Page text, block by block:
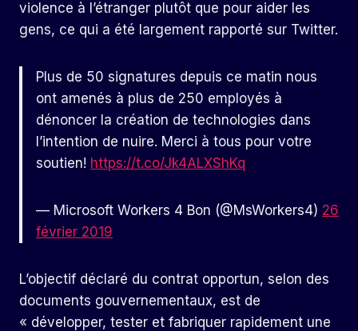
violence à l’étranger plutôt que pour aider les
gens, ce qui a été largement rapporté sur Twitter.
Plus de 50 signatures depuis ce matin nous
ont amenés à plus de 250 employés à
dénoncer la création de technologies dans
l’intention de nuire. Merci à tous pour votre
soutien! https://t.co/Jk4ALXShKq
— Microsoft Workers 4 Bon (@MsWorkers4) 26
février 2019
L’objectif déclaré du contrat opportun, selon des
documents gouvernementaux, est de
« développer, tester et fabriquer rapidement une